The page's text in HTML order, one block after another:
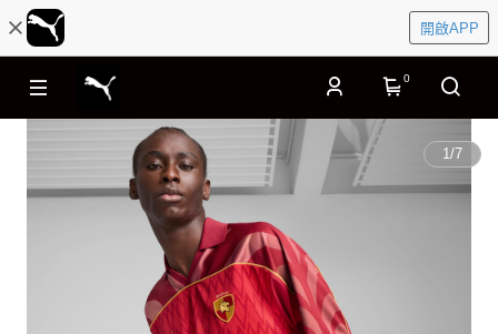
開啟APP
0
1/7